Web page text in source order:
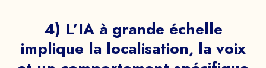
4) L’IA à grande échelle
implique la localisation, la voix
DÉMO
Echangez avec notre équipe d’experts et